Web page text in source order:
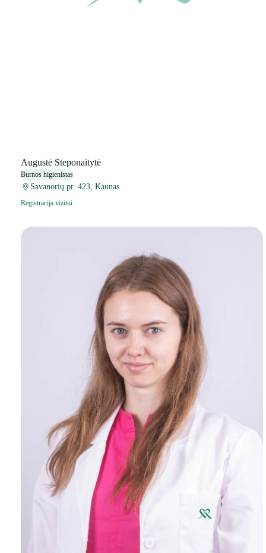
Augustė Steponaitytė
Burnos higienistas
Savanorių pr. 423, Kaunas
Registracija vizitui